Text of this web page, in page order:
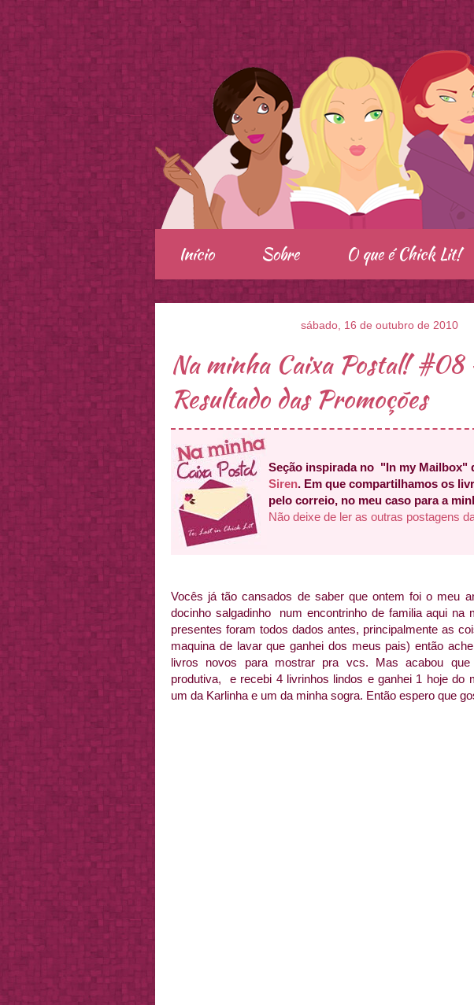
.
Início Sobre O que é Chick Lit!
sábado, 16 de outubro de 2010
Na minha Caixa Postal! #08
Resultado das Promoções
Seção inspirada no "In my Mailbox"
Siren. Em que compartilhamos os
pelo correio, no meu caso para a
Não deixe de ler as outras postagens
Vocês já tão cansados de saber que ontem foi o meu
docinho salgadinho num encontrinho de familia aqui
presentes foram todos dados antes, principalmente as
maquina de lavar que ganhei dos meus pais) então
livros novos para mostrar pra vcs. Mas acabou
produtiva, e recebi 4 livrinhos lindos e ganhei 1 hoje do
um da Karlinha e um da minha sogra. Então espero que